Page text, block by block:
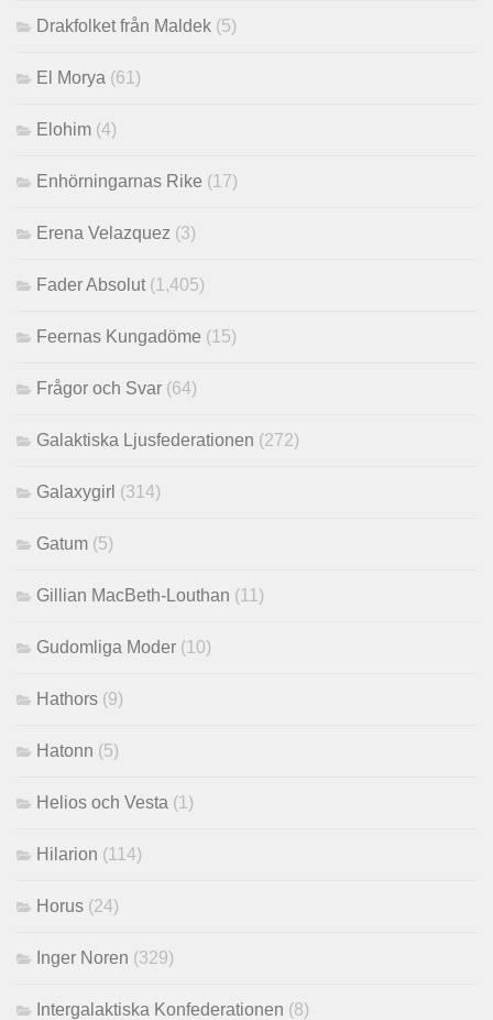
Drakfolket från Maldek (5)
El Morya (61)
Elohim (4)
Enhörningarnas Rike (17)
Erena Velazquez (3)
Fader Absolut (1,405)
Feernas Kungadöme (15)
Frågor och Svar (64)
Galaktiska Ljusfederationen (272)
Galaxygirl (314)
Gatum (5)
Gillian MacBeth-Louthan (11)
Gudomliga Moder (10)
Hathors (9)
Hatonn (5)
Helios och Vesta (1)
Hilarion (114)
Horus (24)
Inger Noren (329)
Intergalaktiska Konfederationen (8)